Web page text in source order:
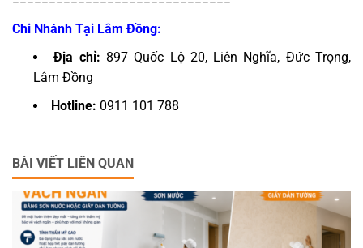
Chi Nhánh Tại Lâm Đồng:
Địa chỉ: 897 Quốc Lộ 20, Liên Nghĩa, Đức Trọng,
Lâm Đồng
Hotline: 0911 101 788
BÀI VIẾT LIÊN QUAN